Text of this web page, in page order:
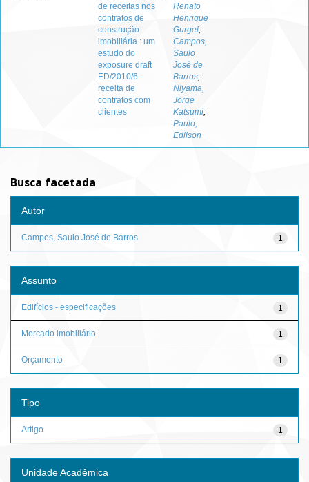
de receitas nos
contratos de
construção
imobiliária : um
estudo do
exposure draft
ED/2010/6 -
receita de
contratos com
clientes
Renato
Henrique
Gurgel;
Campos,
Saulo
José de
Barros;
Niyama,
Jorge
Katsumi;
Paulo,
Edilson
Busca facetada
Autor
1
Campos, Saulo José de Barros
Assunto
1
Edifícios - especificações
1
Mercado imobiliário
1
Orçamento
Tipo
1
Artigo
Unidade Acadêmica